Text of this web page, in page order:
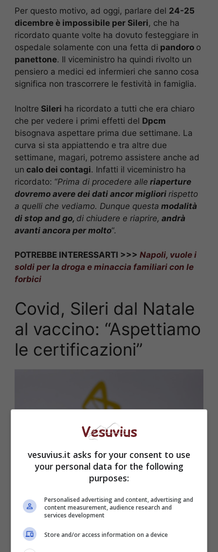
Per questo motivo, ad oggi, parlare del 24-25
dicembre è impossibile per Sileri, che ha
ricordato quante volte ha dovuto festeggiare in
ospedale solamente con una fetta di pandoro o
panettone. Il viceministro ha quindi rivolto un
pensiero a medici ed infermieri che sanno cosa
significa non trascorrere le festività in famiglia.
Inoltre Sileri ha ricordato a tutti che era chiaro
che per vedere i primi effetti del Dpcm
bisognava aspettare prima due settimane. La
curva si sta appiattendo e tra altre due
settimane, magari, potremo assistere anche ad
un calo dei contagi. Infatti il viceministro ha
ricordato: “Prima di procedere alle riaperture
dovremo avere dei dati ancor migliori rispetto
a quelli che vediamo. Dunque questa modalità
di stop and go, di chiudere e riaprire, andrà
avanti ancora per molto“.
POTREBBE INTERESSARTI >>> Napoli, vuole i
soldi per la droga e minaccia familiari con le
forbici
Covid, Sileri dal Natale
al vaccino: “Aspettiamo
le certificazioni”
Il farmaco di AstraZeneca efficace al 70% (Getty Images)
vesuvius.it asks for your consent to use
your personal data for the following
purposes:
Personalised advertising and content, advertising and
content measurement, audience research and
services development
Store and/or access information on a device